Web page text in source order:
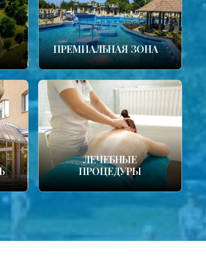
ПРЕМИАЛЬНАЯ ЗОНА
ЛЕЧЕБНЫЕ
ПРОЦЕДУРЫ